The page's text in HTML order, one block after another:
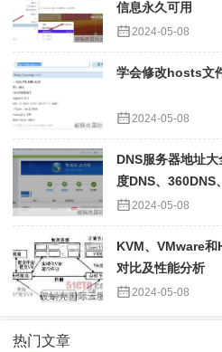
信息永久可用
2024-05-08
学会修改hosts文
2024-05-08
DNS服务器地址
度DNS、
2024-05-08
KVM、VMware
对比及性能分析
2024-05-08
热门文章